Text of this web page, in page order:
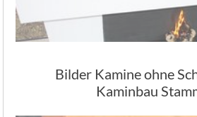
Bilder Kamine ohne
Kaminbau